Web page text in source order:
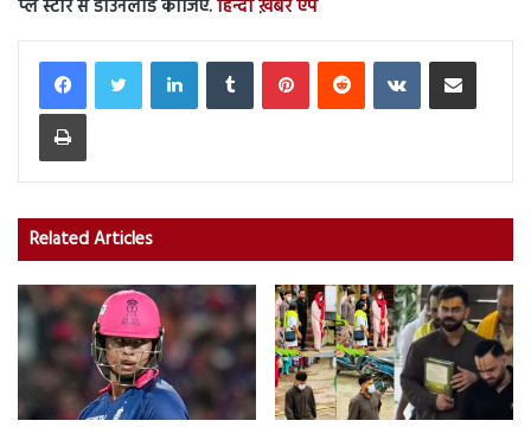
प्ले स्टोर से डाउनलोड कीजिए.हिन्दी ख़बर ऐप
LinkedInTumblr PinterestReddit VKontakteShare via Email
Print
Related Articles